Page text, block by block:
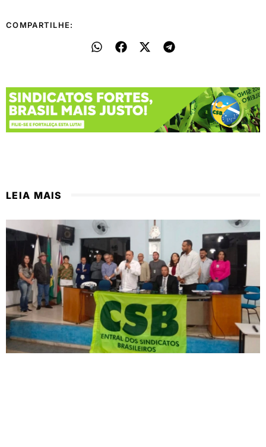
COMPARTILHE:
LEIA MAIS